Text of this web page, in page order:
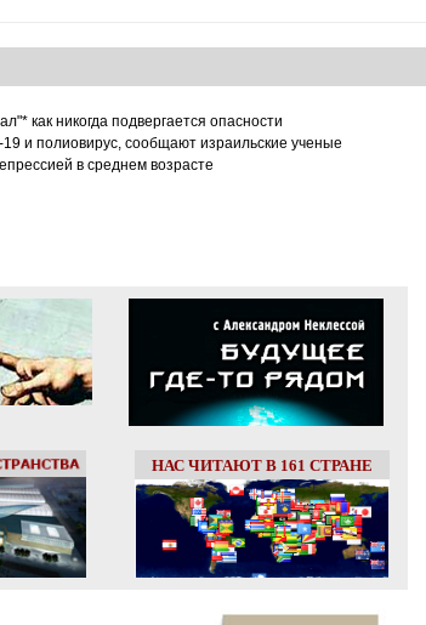
как никогда подвергается опасности
и полиовирус, сообщают израильские ученые
в среднем возрасте
НАС ЧИТАЮТ В 161 СТРАНЕ